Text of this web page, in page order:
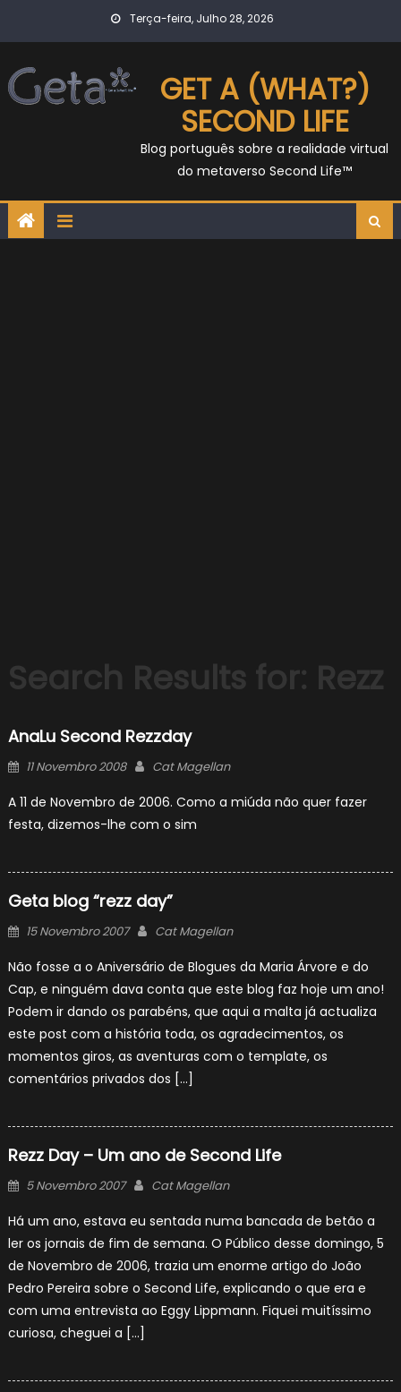
Terça-feira, Julho 28, 2026
GET A (WHAT?)
SECOND LIFE
Blog português sobre a realidade virtual
do metaverso Second Life™
Search Results for: Rezz
AnaLu Second Rezzday
Posted
11 Novembro 2008 Author
Cat Magellan
A 11 de Novembro de 2006. Como a miúda não quer fazer
festa, dizemos-lhe com o sim
Geta blog “rezz day”
Posted
15 Novembro 2007 Author
Cat Magellan
Não fosse a o Aniversário de Blogues da Maria Árvore e do
Cap, e ninguém dava conta que este blog faz hoje um ano!
Podem ir dando os parabéns, que aqui a malta já actualiza
este post com a história toda, os agradecimentos, os
momentos giros, as aventuras com o template, os
comentários privados dos […]
Rezz Day – Um ano de Second Life
Posted
5 Novembro 2007 Author
Cat Magellan
Há um ano, estava eu sentada numa bancada de betão a
ler os jornais de fim de semana. O Público desse domingo, 5
de Novembro de 2006, trazia um enorme artigo do João
Pedro Pereira sobre o Second Life, explicando o que era e
com uma entrevista ao Eggy Lippmann. Fiquei muitíssimo
curiosa, cheguei a […]